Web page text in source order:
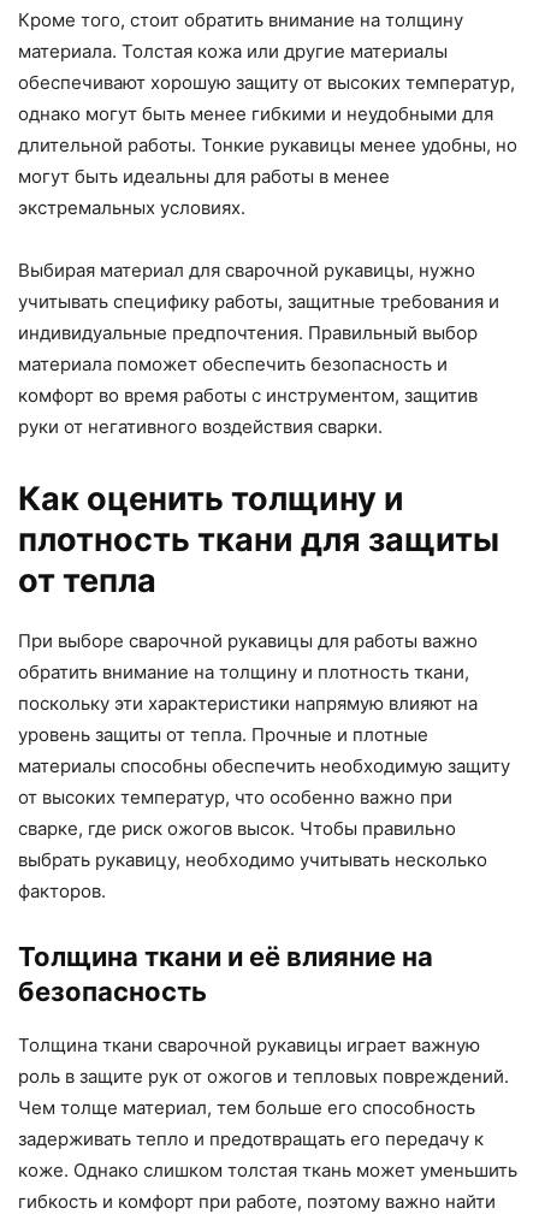
Кроме того, стоит обратить внимание на толщину
материала. Толстая кожа или другие материалы
обеспечивают хорошую защиту от высоких температур,
однако могут быть менее гибкими и неудобными для
длительной работы. Тонкие рукавицы менее удобны, но
могут быть идеальны для работы в менее
экстремальных условиях.
Выбирая материал для сварочной рукавицы, нужно
учитывать специфику работы, защитные требования и
индивидуальные предпочтения. Правильный выбор
материала поможет обеспечить безопасность и
комфорт во время работы с инструментом, защитив
руки от негативного воздействия сварки.
Как оценить толщину и
плотность ткани для защиты
от тепла
При выборе сварочной рукавицы для работы важно
обратить внимание на толщину и плотность ткани,
поскольку эти характеристики напрямую влияют на
уровень защиты от тепла. Прочные и плотные
материалы способны обеспечить необходимую защиту
от высоких температур, что особенно важно при
сварке, где риск ожогов высок. Чтобы правильно
выбрать рукавицу, необходимо учитывать несколько
факторов.
Толщина ткани и её влияние на
безопасность
Толщина ткани сварочной рукавицы играет важную
роль в защите рук от ожогов и тепловых повреждений.
Чем толще материал, тем больше его способность
задерживать тепло и предотвращать его передачу к
коже. Однако слишком толстая ткань может уменьшить
гибкость и комфорт при работе, поэтому важно найти